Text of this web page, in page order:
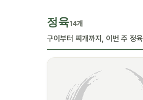
정육14개
구이부터 찌개까지, 이번 주 정육